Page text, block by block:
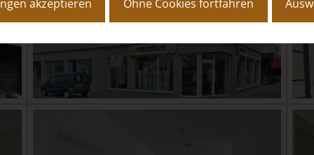
akzeptieren Ohne Cookies fortfahren